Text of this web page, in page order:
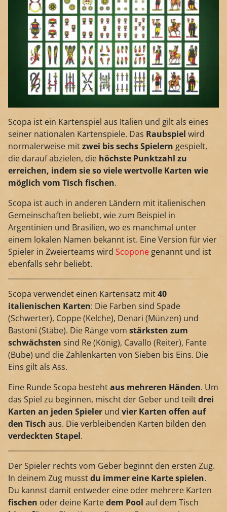
Scopa ist ein Kartenspiel aus Italien und gilt als eines
seiner nationalen Kartenspiele. Das Raubspiel wird
normalerweise mitzwei bis sechs Spielern gespielt,
die darauf abzielen, die höchste Punktzahl zu
erreichen, indem sie so viele wertvolle Karten wie
möglich vom Tisch fischen.
Scopa ist auch in anderen Ländern mit italienischen
Gemeinschaften beliebt, wie zum Beispiel in
Argentinien und Brasilien, wo es manchmal unter
einem lokalen Namen bekannt ist. Eine Version für vier
Spieler in Zweierteams wird Scopone genannt und ist
ebenfalls sehr beliebt.
Scopa verwendet einen Kartensatz mit40
italienischen Karten: Die Farben sind Spade
(Schwerter), Coppe (Kelche), Denari (Münzen) und
Bastoni (Stäbe). Die Ränge vom stärksten zum
schwächsten sind Re (König), Cavallo (Reiter), Fante
(Bube) und die Zahlenkarten von Sieben bis Eins. Die
Eins gilt als Ass.
Eine Runde Scopa bestehtaus mehreren Händen. Um
das Spiel zu beginnen, mischt der Geber und teiltdrei
Karten an jeden Spieler und vier Karten offen auf
den Tisch aus. Die verbleibenden Karten bilden den
verdeckten Stapel.
Der Spieler rechts vom Geber beginnt den ersten Zug.
In deinem Zug musstdu immer eine Karte spielen.
Du kannst damit entweder eine oder mehrere Karten
fischen oder deine Kartedem Pool auf dem Tisch